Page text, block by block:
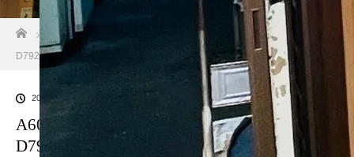
ホーム
ブログ一覧
A60CA5D3-E688-4D6F-8E5B-
D792F9888480
2023.08.29
A60CA5D3-E688-4D6F-8E5B-
D792F9888480